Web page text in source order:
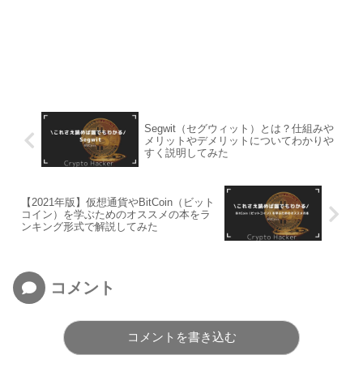
Segwit（セグウィット）とは？仕組みや
メリットやデメリットについてわかりや
すく説明してみた
【2021年版】仮想通貨やBitCoin（ビット
コイン）を学ぶためのオススメの本をラ
ンキング形式で解説してみた
コメント
コメントを書き込む